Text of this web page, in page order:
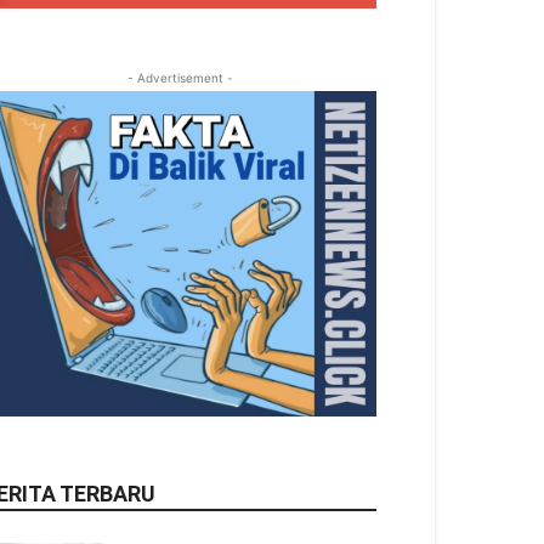
- Advertisement -
TERBARU